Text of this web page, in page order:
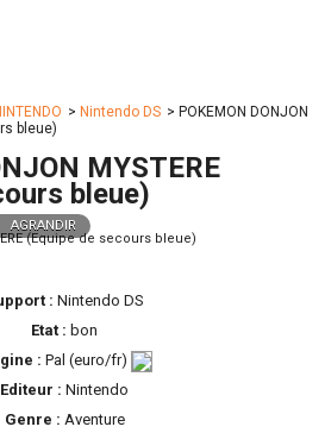
> Nintendo DS > POKEMON DONJON
bleue)
MYSTERE
bleue)
AGRANDIR
: Nintendo DS
Etat : bon
: Pal (euro/fr)
Editeur : Nintendo
Genre : Aventure